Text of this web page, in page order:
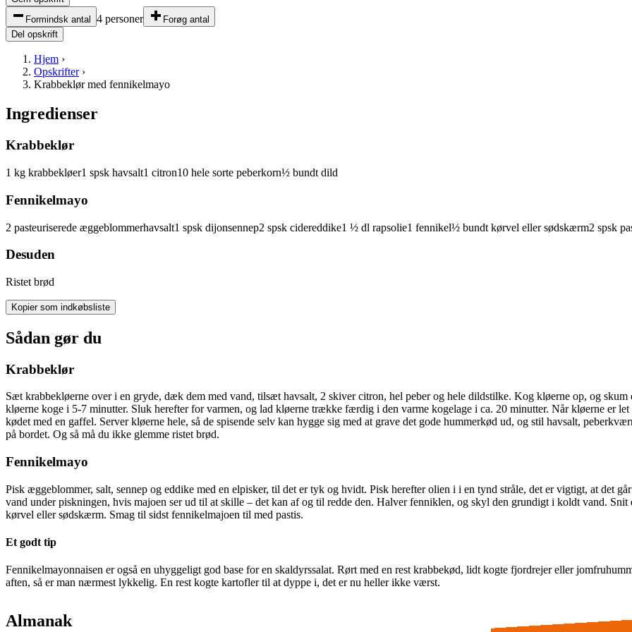
Formindsk antal 4 personer
Forøg antal
Del opskrift
Hjem ›
Opskrifter›
Krabbeklør med fennikelmayo
Ingredienser
Krabbeklør
1 kg krabbekløer1 spsk havsalt1 citron10 hele sorte peberkorn½ bundt dild
Fennikelmayo
2 pasteuriserede æggeblommerhavsalt1 spsk dijonsennep2 spsk cidereddike1 ½ dl rapsolie1 fennikel½ bundt kørvel eller sødskærm2 spsk
Desuden
Ristet brød
Kopier som indkøbsliste
Sådan gør du
Krabbeklør
Sæt krabbekløerne over i en gryde, dæk dem med vand, tilsæt havsalt, 2 skiver citron, hel peber og hele dildstilke. Kog kløerne op, og
kløerne koge i 5-7 minutter. Sluk herefter for varmen, og lad kløerne trække færdig i den varme kogelage i ca. 20 minutter. Når kløerne er
kødet med en gaffel. Server kløerne hele, så de spisende selv kan hygge sig med at grave det gode hummerkød ud, og stil havsalt,
på bordet. Og så må du ikke glemme ristet brød.
Fennikelmayo
Pisk æggeblommer, salt, sennep og eddike med en elpisker, til det er tyk og hvidt. Pisk herefter olien i i en tynd stråle, det er vigtigt, at det
vand under piskningen, hvis majoen ser ud til at skille – det kan af og til redde den. Halver fenniklen, og skyl den grundigt i koldt vand.
kørvel eller sødskærm. Smag til sidst fennikelmajoen til med pastis.
Et godt tip
Fennikelmayonnaisen er også en uhyggeligt god base for en skaldyrssalat. Rørt med en rest krabbekød, lidt kogte fjordrejer eller
aften, så er man nærmest lykkelig. En rest kogte kartofler til at dyppe i, det er nu heller ikke værst.
Almanak